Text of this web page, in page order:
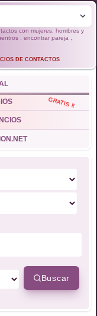
con mujeres, hombres y
, encontrar pareja ,
DE CONTACTOS
Buscar
GRATIS !!